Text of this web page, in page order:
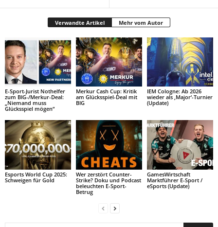
Verwandte Artikel Mehr vom Autor
E-Sport-Jurist Nothelfer
zum BIG-/Merkur-Deal:
„Niemand muss
Glücksspiel mögen“
Merkur Cash Cup: Kritik
am Glücksspiel-Deal mit
BIG
IEM Cologne: Ab 2026
wieder als ‚Major‘-Turnier
(Update)
Esports World Cup 2025:
Schweigen für Gold
Wer zerstört Counter-
Strike? Doku und Podcast
beleuchten E-Sport-
Betrug
GamesWirtschaft
Marktführer E-Sport /
eSports (Update)